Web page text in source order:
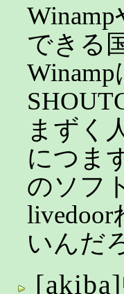
できる
まずく
につま
のソフ
いんだ
[akiba]